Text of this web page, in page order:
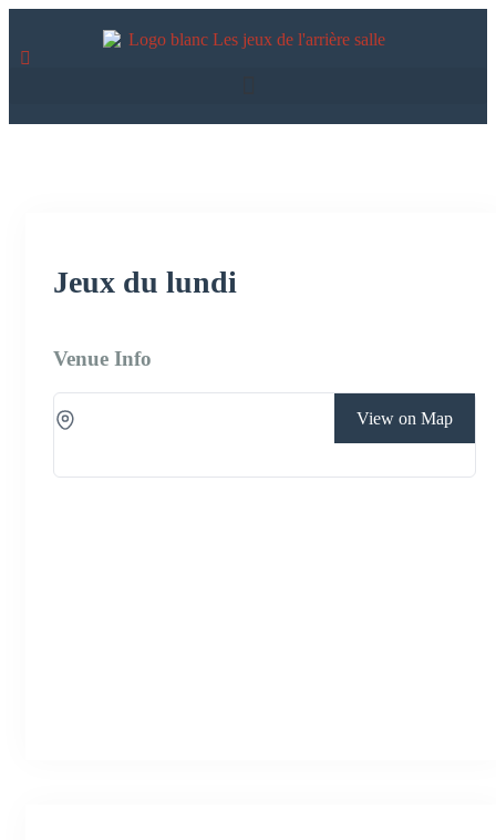
Jeux du lundi
Venue Info
View on Map